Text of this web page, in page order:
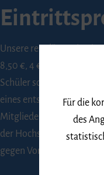
Unsere regulären
8,50 €, 4 € ermäßigt für
Schüler sowie
eines entsprechenden
Mitglieder der
der Hochschule für Musik
gegen Vorlage des
Für die
des